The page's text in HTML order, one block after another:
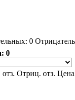
0
0
Отриц. отз. Цена